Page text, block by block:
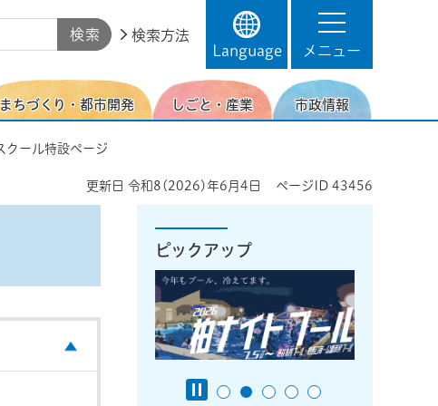
検索方法
Language
メニュー
まちづくり・都市開発 しごと・産業 市政情報
クール特設ページ
更新日 令和8(2026)年6月4日 ページID 43456
ピックアップ